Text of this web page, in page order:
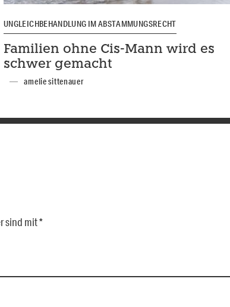
UNGLEICHBEHANDLUNG IM ABSTAMMUNGSRECHT
Familien ohne Cis-Mann wird es
schwer gemacht
amelie sittenauer
sind mit*